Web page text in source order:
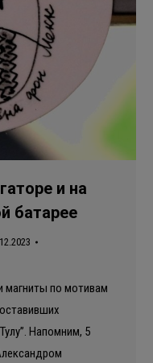
и на
батарее
магниты по мотивам
Напомним, 5